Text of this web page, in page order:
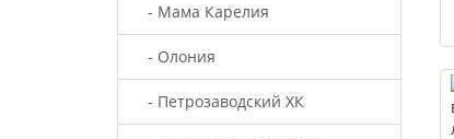
- Мама Карелия
- Олония
- Петрозаводский ХК